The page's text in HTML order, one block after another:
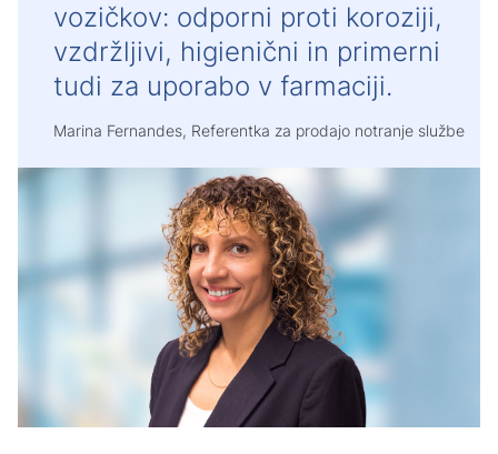
vozičkov: odporni proti koroziji,
vzdržljivi, higienični in primerni
tudi za uporabo v farmaciji.
Marina Fernandes, Referentka za prodajo notranje službe